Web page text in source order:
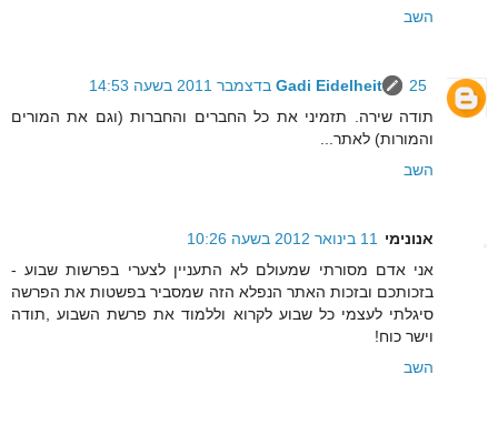
השב
Gadi Eidelheit
25 בדצמבר 2011 בשעה 14:53
תודה שירה. תזמיני את כל החברים והחברות (וגם את המורים
והמורות) לאתר...
השב
אנונימי
11 בינואר 2012 בשעה 10:26
אני אדם מסורתי שמעולם לא התעניין לצערי בפרשות שבוע -
בזכותכם ובזכות האתר הנפלא הזה שמסביר בפשטות את הפרשה
סיגלתי לעצמי כל שבוע לקרוא וללמוד את פרשת השבוע ,תודה
וישר כוח!
השב